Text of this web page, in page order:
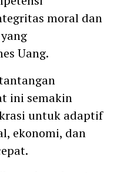
moral dan
Uang.
ini semakin
untuk adaptif
ekonomi, dan